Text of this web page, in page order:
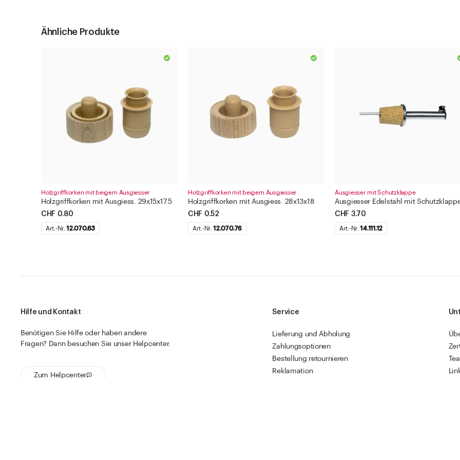
Ähnliche Produkte
Holzgriffkorken mit beigem Ausgiesser
Holzgriffkorken mit Ausgiess. 29x15x17.5
CHF 0.80
Art.-Nr.12.070.63
Holzgriffkorken mit beigem Ausgiesser
Holzgriffkorken mit Ausgiess. 28x13x18
CHF 0.52
Art.-Nr.12.070.76
Ausgiesser mit Schutzklappe
Ausgiesser Edelstahl mit
CHF 3.70
Art.-Nr.14.111.12
Hilfe und Kontakt
Benötigen Sie Hilfe oder haben andere
Fragen? Dann besuchen Sie unser Helpcenter.
Zum Helpcenter
Service
Lieferung und Abholung
Zahlungsoptionen
Bestellung retournieren
Reklamation